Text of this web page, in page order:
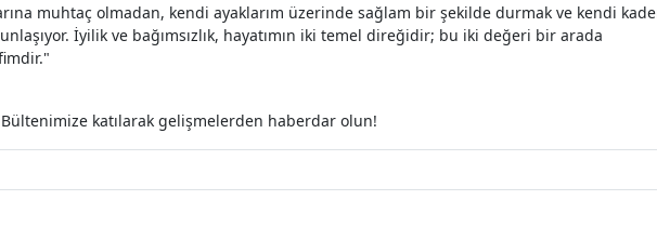
muhtaç olmadan, kendi ayaklarım üzerinde sağlam bir şekilde durmak ve kendi
İyilik ve bağımsızlık, hayatımın iki temel direğidir; bu iki değeri bir arada
katılarak gelişmelerden haberdar olun!